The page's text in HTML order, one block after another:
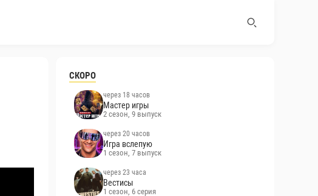
СКОРО
через 18 часов
Мастер игры
2 сезон, 9 выпуск
через 20 часов
Игра вслепую
1 сезон, 7 выпуск
через 23 часа
Вестисы
1 сезон, 6 серия